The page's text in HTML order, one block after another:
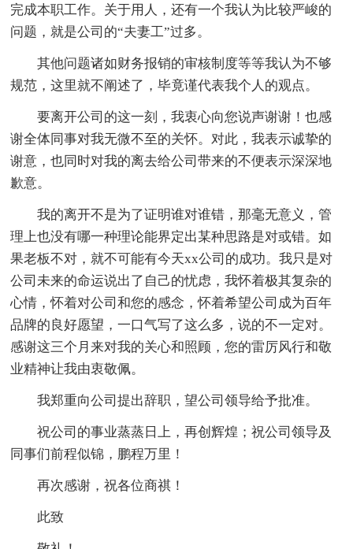
完成本职工作。关于用人，还有一个我认为比较严峻的
问题，就是公司的“夫妻工”过多。
其他问题诸如财务报销的审核制度等等我认为不够
规范，这里就不阐述了，毕竟谨代表我个人的观点。
要离开公司的这一刻，我衷心向您说声谢谢！也感
谢全体同事对我无微不至的关怀。对此，我表示诚挚的
谢意，也同时对我的离去给公司带来的不便表示深深地
歉意。
我的离开不是为了证明谁对谁错，那毫无意义，管
理上也没有哪一种理论能界定出某种思路是对或错。如
果老板不对，就不可能有今天xx公司的成功。我只是对
公司未来的命运说出了自己的忧虑，我怀着极其复杂的
心情，怀着对公司和您的感念，怀着希望公司成为百年
品牌的良好愿望，一口气写了这么多，说的不一定对。
感谢这三个月来对我的关心和照顾，您的雷厉风行和敬
业精神让我由衷敬佩。
我郑重向公司提出辞职，望公司领导给予批准。
祝公司的事业蒸蒸日上，再创辉煌；祝公司领导及
同事们前程似锦，鹏程万里！
再次感谢，祝各位商祺！
此致